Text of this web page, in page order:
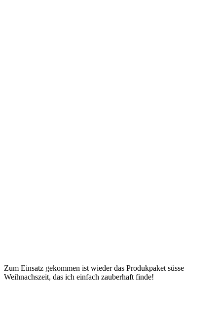
Zum Einsatz gekommen ist wieder das Produkpaket süsse
Weihnachszeit, das ich einfach zauberhaft finde!